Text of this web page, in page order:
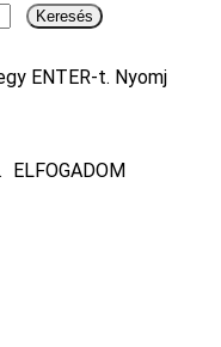
ENTER-t. Nyomj
ELFOGADOM